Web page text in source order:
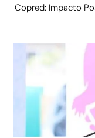
Copred: Impacto